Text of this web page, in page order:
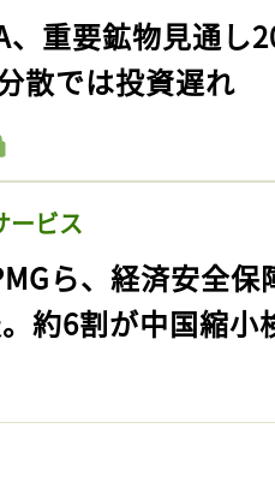
、重要鉱物見通
散では投資遅れ
ービス
ら、経済安全
約6割が中国縮小
お気に入りに
ログインが必
ログイン